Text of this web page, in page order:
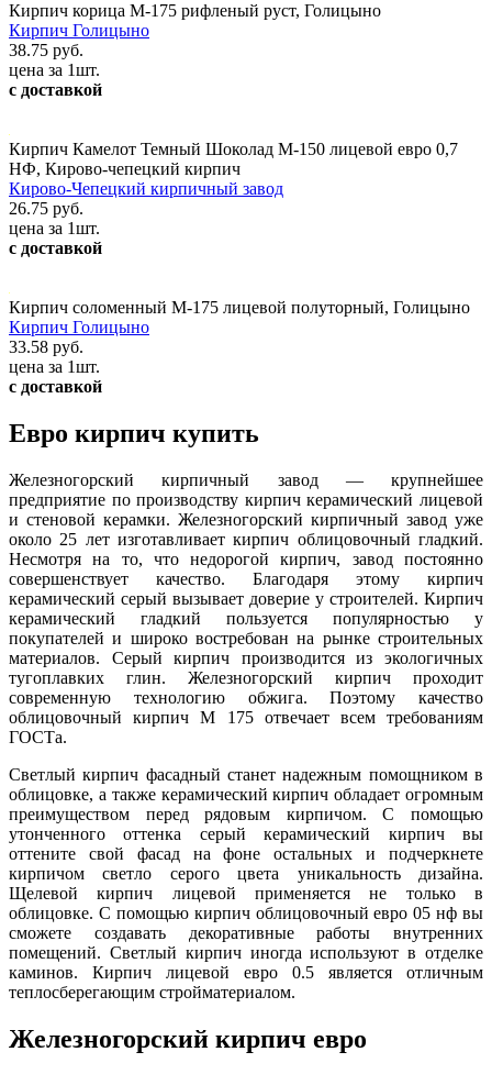
Кирпич корица М-175 рифленый руст, Голицыно
Кирпич Голицыно
38.75 руб.
цена за 1шт.
с доставкой
Кирпич Камелот Темный Шоколад М-150 лицевой евро 0,7
НФ, Кирово-чепецкий кирпич
Кирово-Чепецкий кирпичный завод
26.75 руб.
цена за 1шт.
с доставкой
Кирпич соломенный М-175 лицевой полуторный, Голицыно
Кирпич Голицыно
33.58 руб.
цена за 1шт.
с доставкой
Евро кирпич купить
Железногорский кирпичный завод — крупнейшее
предприятие по производству кирпич керамический лицевой
и стеновой керамки. Железногорский кирпичный завод уже
около 25 лет изготавливает кирпич облицовочный гладкий.
Несмотря на то, что недорогой кирпич, завод постоянно
совершенствует качество. Благодаря этому кирпич
керамический серый вызывает доверие у строителей. Кирпич
керамический гладкий пользуется популярностью у
покупателей и широко востребован на рынке строительных
материалов. Серый кирпич производится из экологичных
тугоплавких глин. Железногорский кирпич проходит
современную технологию обжига. Поэтому качество
облицовочный кирпич М 175 отвечает всем требованиям
ГОСТа.
Светлый кирпич фасадный станет надежным помощником в
облицовке, а также керамический кирпич обладает огромным
преимуществом перед рядовым кирпичом. С помощью
утонченного оттенка серый керамический кирпич вы
оттените свой фасад на фоне остальных и подчеркнете
кирпичом светло серого цвета уникальность дизайна.
Щелевой кирпич лицевой применяется не только в
облицовке. С помощью кирпич облицовочный евро 05 нф вы
сможете создавать декоративные работы внутренних
помещений. Светлый кирпич иногда используют в отделке
каминов. Кирпич лицевой евро 0.5 является отличным
теплосберегающим стройматериалом.
Железногорский кирпич евро